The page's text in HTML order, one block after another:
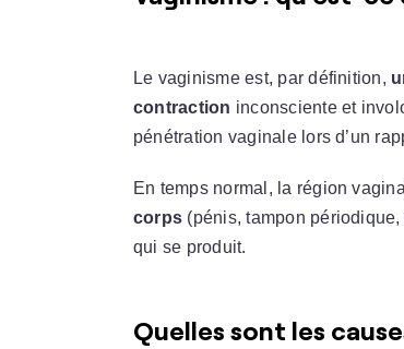
Le vaginisme est, par définition,
contraction inconsciente et
pénétration vaginale lors d’un
En temps normal, la région
corps (pénis, tampon
qui se produit.
Quelles sont les